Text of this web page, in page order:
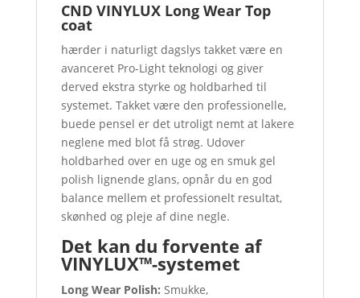
CND VINYLUX Long Wear Top
coat
hærder i naturligt dagslys takket være en
avanceret Pro-Light teknologi og giver
derved ekstra styrke og holdbarhed til
systemet. Takket være den professionelle,
buede pensel er det utroligt nemt at lakere
neglene med blot få strøg. Udover
holdbarhed over en uge og en smuk gel
polish lignende glans, opnår du en god
balance mellem et professionelt resultat,
skønhed og pleje af dine negle.
Det kan du forvente af
VINYLUX™-systemet
Long Wear Polish: Smukke,